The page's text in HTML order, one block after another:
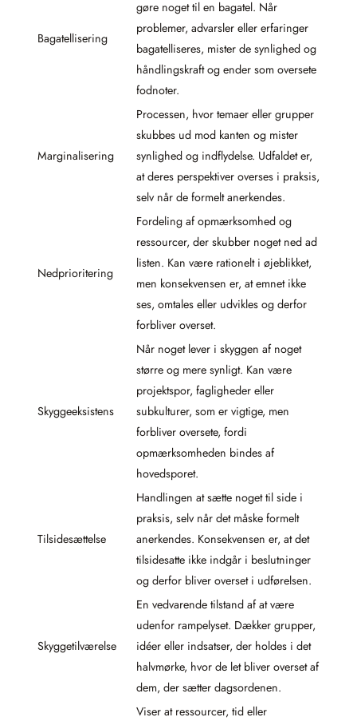
Bagatellisering
gøre noget til en bagatel. Når
problemer, advarsler eller erfaringer
bagatelliseres, mister de synlighed og
håndlingskraft og ender som oversete
fodnoter.
Marginalisering
Processen, hvor temaer eller grupper
skubbes ud mod kanten og mister
synlighed og indflydelse. Udfaldet er,
at deres perspektiver overses i praksis,
selv når de formelt anerkendes.
Nedprioritering
Fordeling af opmærksomhed og
ressourcer, der skubber noget ned ad
listen. Kan være rationelt i øjeblikket,
men konsekvensen er, at emnet ikke
ses, omtales eller udvikles og derfor
forbliver overset.
Skyggeeksistens
Når noget lever i skyggen af noget
større og mere synligt. Kan være
projektspor, fagligheder eller
subkulturer, som er vigtige, men
forbliver oversete, fordi
opmærksomheden bindes af
hovedsporet.
Tilsidesættelse
Handlingen at sætte noget til side i
praksis, selv når det måske formelt
anerkendes. Konsekvensen er, at det
tilsidesatte ikke indgår i beslutninger
og derfor bliver overset i udførelsen.
Skyggetilværelse
En vedvarende tilstand af at være
udenfor rampelyset. Dækker grupper,
idéer eller indsatser, der holdes i det
halvmørke, hvor de let bliver overset af
dem, der sætter dagsordenen.
Viser at ressourcer, tid eller